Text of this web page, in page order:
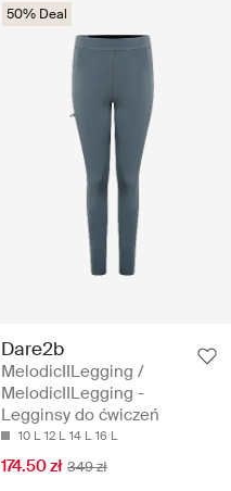
50% Deal
Dare2b
MelodicIILegging /
MelodicIILegging -
Legginsy do ćwiczeń
10 L 12 L 14 L 16 L
174.50 zł 349 zł